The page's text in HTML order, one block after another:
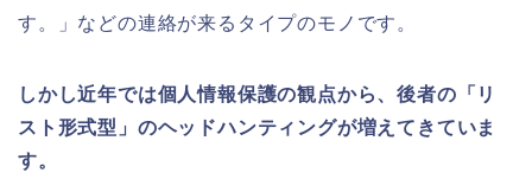
す。」などの連絡が来るタイプのモノです。
しかし近年では個人情報保護の観点から、後者の「リ
スト形式型」のヘッドハンティングが増えてきていま
す。